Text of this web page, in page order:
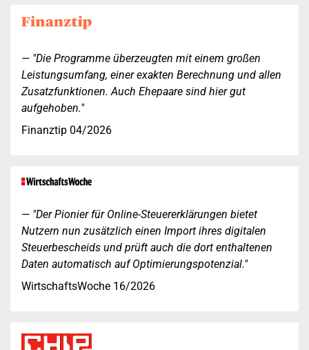
"Die Programme überzeugten mit einem großen
Leistungsumfang, einer exakten Berechnung und allen
Zusatzfunktionen. Auch Ehepaare sind hier gut
aufgehoben."
Finanztip 04/2026
"Der Pionier für Online-Steuererklärungen bietet
Nutzern nun zusätzlich einen Import ihres digitalen
Steuerbescheids und prüft auch die dort enthaltenen
Daten automatisch auf Optimierungspotenzial."
WirtschaftsWoche 16/2026